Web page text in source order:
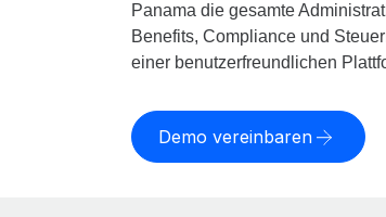
Panama die gesamte
Benefits, Compliance und
einer benutzerfreundlichen
Demo vereinbaren